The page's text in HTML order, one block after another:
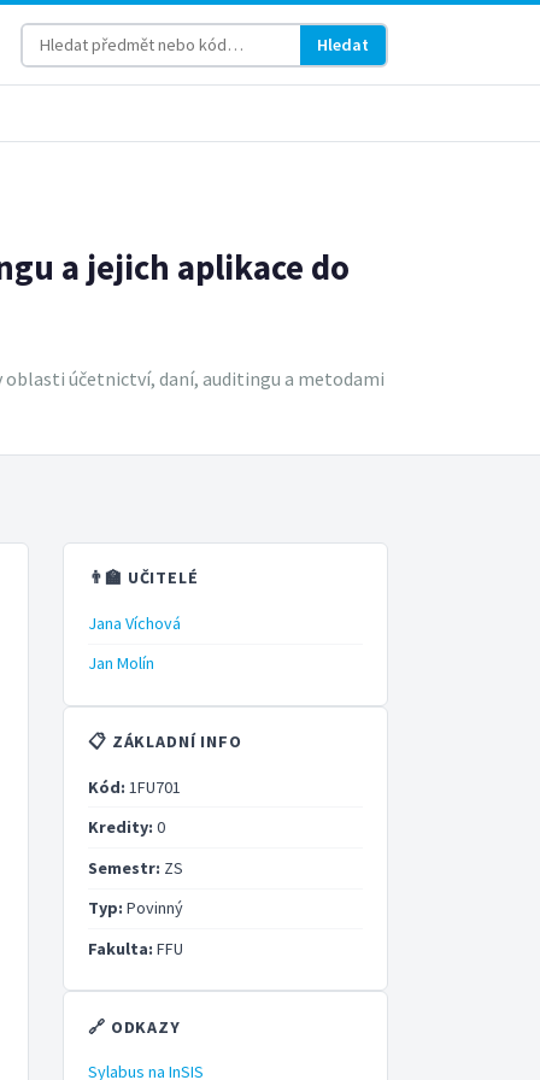
Hledat
a jejich aplikace do
účetnictví, daní, auditingu a metodami
👨‍🏫 UČITELÉ
Jana Víchová
Jan Molín
📋 ZÁKLADNÍ INFO
Kód: 1FU701
Kredity: 0
Semestr: ZS
Typ: Povinný
Fakulta: FFU
🔗 ODKAZY
Sylabus na InSIS